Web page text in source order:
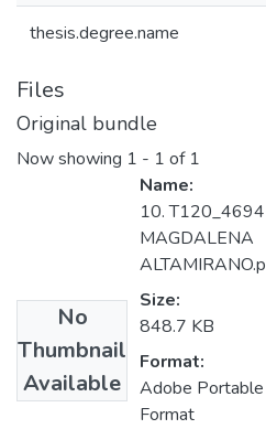
thesis.degree.name
Files
Original bundle
Now showing 1 - 1 of 1
No
Thumbnail
Available
Name:
10.
MAGDALENA
Size:
848.7 KB
Format:
Adobe
Format